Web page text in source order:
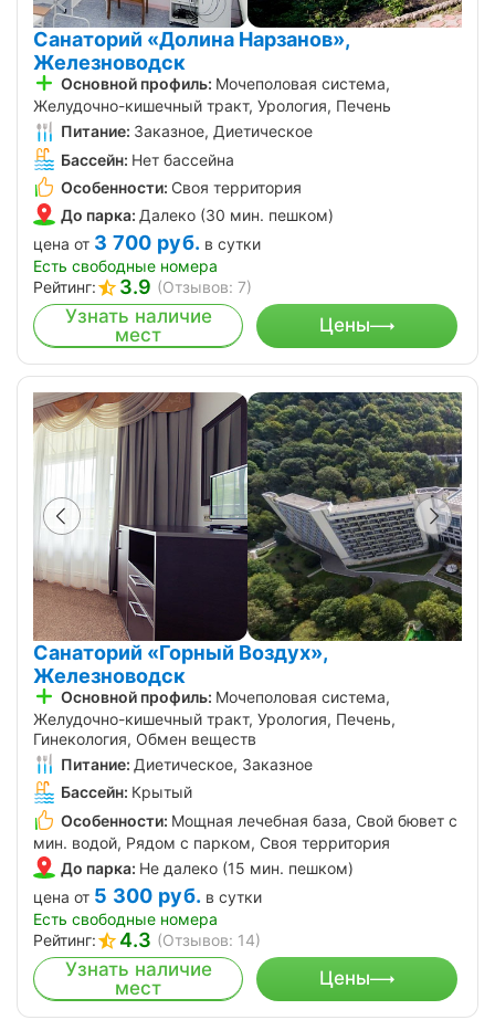
Санаторий «Долина Нарзанов»,
Железноводск
Основной профиль: Мочеполовая система,
Желудочно-кишечный тракт, Урология, Печень
Питание: Заказное, Диетическое
Бассейн: Нет бассейна
Особенности: Своя территория
До парка: Далеко (30 мин. пешком)
цена от 3 700 руб. в сутки
Есть свободные номера
Рейтинг:
3.9 (Отзывов: 7)
Узнать наличие
мест
Цены
Санаторий «Горный Воздух»,
Железноводск
Основной профиль: Мочеполовая система,
Желудочно-кишечный тракт, Урология, Печень,
Гинекология, Обмен веществ
Питание: Диетическое, Заказное
Бассейн: Крытый
Особенности: Мощная лечебная база, Свой бювет с
мин. водой, Рядом с парком, Своя территория
До парка: Не далеко (15 мин. пешком)
цена от 5 300 руб. в сутки
Есть свободные номера
Рейтинг:
4.3 (Отзывов: 14)
Узнать наличие
мест
Цены